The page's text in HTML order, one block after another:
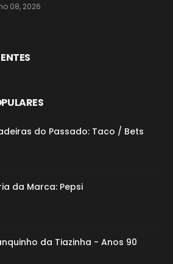
08, 2026
do Passado: Taco / Bets
da Marca: Pepsi
da Tiazinha - Anos 90